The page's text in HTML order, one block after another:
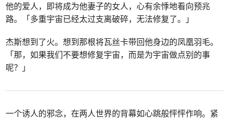
他的爱人，即将成为他妻子的女人，心有余悸地看向预兆
路。「多重宇宙已经太过支离破碎，无法修复了。」
杰斯想到了火。想到那根将瓦丝卡带回他身边的凤凰羽毛。
「那，如果我们不要想修复宇宙，而是为宇宙做点别的事
呢？」
一个诱人的邪念，在两人世界的背幕如心跳般怦怦作响。紧